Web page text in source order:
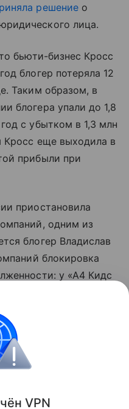
решениео
лица.
бьюти-бизнес Кросс
блогер потеряла 12
Таким образом, в
блогера упали до 1,8
с убытком в 1,3 млн
Кросс еще выходила в
прибыли при
приостановила
одним из
блогер Владислав
блокировка
у «А4 Кидс
рублей. Счета
восток»,
налоговой
срок.
Поделиться
ён VPN